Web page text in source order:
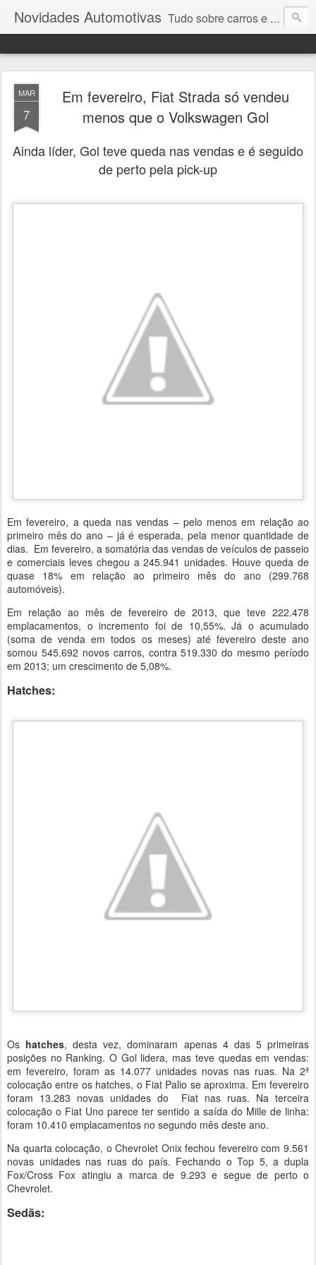
Novidades Automotivas Tudo sobre carros e motores
MAR
7
Em fevereiro, Fiat Strada só vendeu
menos que o Volkswagen Gol
Ainda líder, Gol teve queda nas vendas e é seguido
de perto pela pick-up
Em fevereiro, a queda nas vendas – pelo menos em relação ao
primeiro mês do ano – já é esperada, pela menor quantidade de
dias. Em fevereiro, a somatória das vendas de veículos de passeio
e comerciais leves chegou a 245.941 unidades. Houve queda de
quase 18% em relação ao primeiro mês do ano (299.768
automóveis).
Em relação ao mês de fevereiro de 2013, que teve 222.478
emplacamentos, o incremento foi de 10,55%. Já o acumulado
(soma de venda em todos os meses) até fevereiro deste ano
somou 545.692 novos carros, contra 519.330 do mesmo período
em 2013; um crescimento de 5,08%.
Hatches:
Os hatches, desta vez, dominaram apenas 4 das 5 primeiras
posições no Ranking. O Gol lidera, mas teve quedas em vendas:
em fevereiro, foram as 14.077 unidades novas nas ruas. Na 2ª
colocação entre os hatches, o Fiat Palio se aproxima. Em fevereiro
foram 13.283 novas unidades do Fiat nas ruas. Na terceira
colocação o Fiat Uno parece ter sentido a saída do Mille de linha:
foram 10.410 emplacamentos no segundo mês deste ano.
Na quarta colocação, o Chevrolet Onix fechou fevereiro com 9.561
novas unidades nas ruas do país. Fechando o Top 5, a dupla
Fox/Cross Fox atingiu a marca de 9.293 e segue de perto o
Chevrolet.
Sedãs: